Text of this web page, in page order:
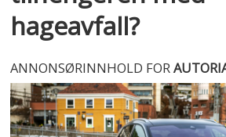
hageavfall?
ANNONSØRINNHOLD FOR